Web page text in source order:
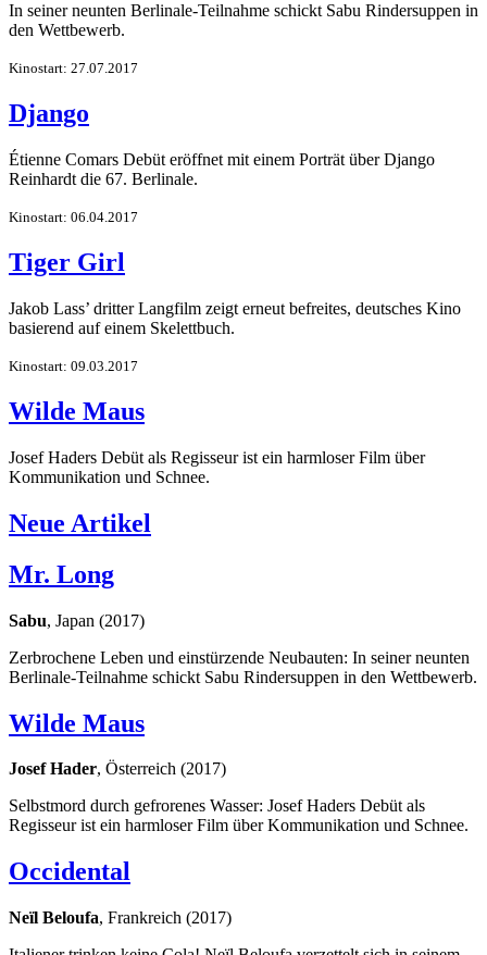
In seiner neunten Berlinale-Teilnahme schickt Sabu Rindersuppen in
den Wettbewerb.
Kinostart: 27.07.2017
Django
Étienne Comars Debüt eröffnet mit einem Porträt über Django
Reinhardt die 67. Berlinale.
Kinostart: 06.04.2017
Tiger Girl
Jakob Lass’ dritter Langfilm zeigt erneut befreites, deutsches Kino
basierend auf einem Skelettbuch.
Kinostart: 09.03.2017
Wilde Maus
Josef Haders Debüt als Regisseur ist ein harmloser Film über
Kommunikation und Schnee.
Neue Artikel
Mr. Long
Sabu, Japan (2017)
Zerbrochene Leben und einstürzende Neubauten: In seiner neunten
Berlinale-Teilnahme schickt Sabu Rindersuppen in den Wettbewerb.
Wilde Maus
Josef Hader, Österreich (2017)
Selbstmord durch gefrorenes Wasser: Josef Haders Debüt als
Regisseur ist ein harmloser Film über Kommunikation und Schnee.
Occidental
Neïl Beloufa, Frankreich (2017)